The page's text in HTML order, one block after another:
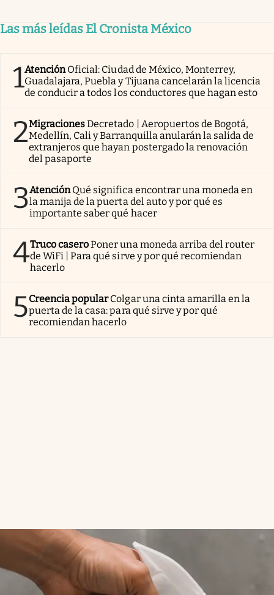
Las más leídas El Cronista México
1AtenciónOficial: Ciudad de México, Monterrey,
Guadalajara, Puebla y Tijuana cancelarán la licencia
de conducir a todos los conductores que hagan esto
2MigracionesDecretado | Aeropuertos de Bogotá,
Medellín, Cali y Barranquilla anularán la salida de
extranjeros que hayan postergado la renovación
del pasaporte
3AtenciónQué significa encontrar una moneda en
la manija de la puerta del auto y por qué es
importante saber qué hacer
4Truco caseroPoner una moneda arriba del router
de WiFi | Para qué sirve y por qué recomiendan
hacerlo
5Creencia popularColgar una cinta amarilla en la
puerta de la casa: para qué sirve y por qué
recomiendan hacerlo